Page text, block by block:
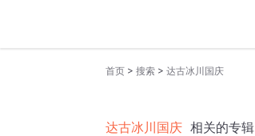
首页 > 搜索 > 达古冰川国庆
达古冰川国庆 相关的专辑